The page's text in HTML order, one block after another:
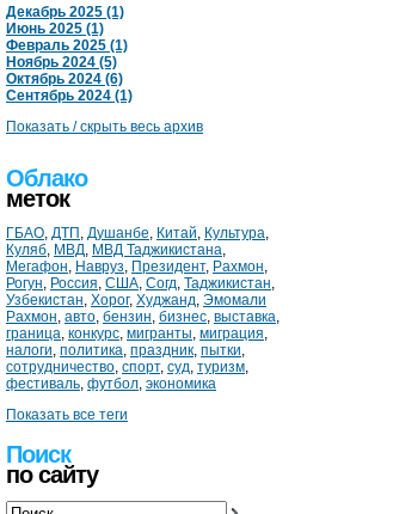
Декабрь 2025 (1)
Июнь 2025 (1)
Февраль 2025 (1)
Ноябрь 2024 (5)
Октябрь 2024 (6)
Сентябрь 2024 (1)
Показать / скрыть весь архив
Облако
меток
ГБАО, ДТП , Душанбе, Китай, Культура,
Куляб, МВД, МВД Таджикистана,
Мегафон, Навруз, Президент, Рахмон,
Рогун, Россия, США, Согд, Таджикистан,
Узбекистан, Хорог, Худжанд, Эмомали
Рахмон, авто, бензин, бизнес, выставка,
граница, конкурс, мигранты, миграция,
налоги, политика, праздник, пытки,
сотрудничество, спорт, суд, туризм,
фестиваль, футбол, экономика
Показать все теги
Поиск
по сайту